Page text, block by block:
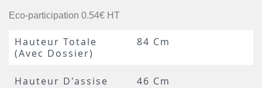
Eco-participation 0.54€ HT
Hauteur Totale
(avec Dossier)
84 Cm
Hauteur D'assise 46 Cm